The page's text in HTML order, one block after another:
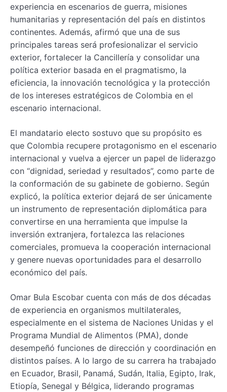
experiencia en escenarios de guerra, misiones
humanitarias y representación del país en distintos
continentes. Además, afirmó que una de sus
principales tareas será profesionalizar el servicio
exterior, fortalecer la Cancillería y consolidar una
política exterior basada en el pragmatismo, la
eficiencia, la innovación tecnológica y la protección
de los intereses estratégicos de Colombia en el
escenario internacional.
El mandatario electo sostuvo que su propósito es
que Colombia recupere protagonismo en el escenario
internacional y vuelva a ejercer un papel de liderazgo
con “dignidad, seriedad y resultados”, como parte de
la conformación de su gabinete de gobierno. Según
explicó, la política exterior dejará de ser únicamente
un instrumento de representación diplomática para
convertirse en una herramienta que impulse la
inversión extranjera, fortalezca las relaciones
comerciales, promueva la cooperación internacional
y genere nuevas oportunidades para el desarrollo
económico del país.
Omar Bula Escobar cuenta con más de dos décadas
de experiencia en organismos multilaterales,
especialmente en el sistema de Naciones Unidas y el
Programa Mundial de Alimentos (PMA), donde
desempeñó funciones de dirección y coordinación en
distintos países. A lo largo de su carrera ha trabajado
en Ecuador, Brasil, Panamá, Sudán, Italia, Egipto, Irak,
Etiopía, Senegal y Bélgica, liderando programas